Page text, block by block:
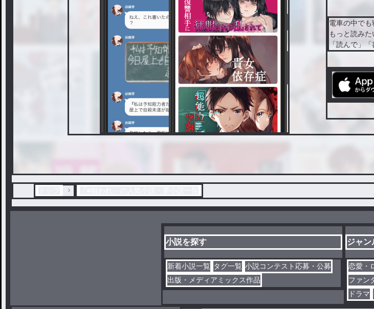
電車の中でも
もっと読みた
「読んで」
小説を探す
新着小説一覧 タグ一覧 小説コンテスト応募・公募
出版・メディアミックス作品
ジャン
恋愛・
ファン
ドラマ